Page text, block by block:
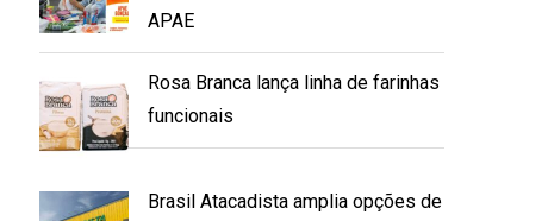
APAE
Rosa Branca lança linha de farinhas
funcionais
Brasil Atacadista amplia opções de